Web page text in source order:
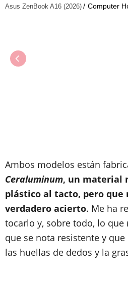
Asus ZenBook A16 (2026) Computer
Ambos modelos están
Ceraluminum, un material
plástico al tacto, pero que
verdadero acierto. Me ha
tocarlo y, sobre todo, lo que
que se nota resistente y
las huellas de dedos y la